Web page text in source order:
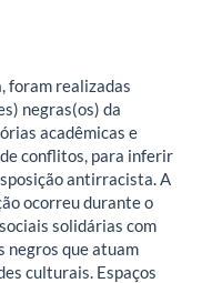
foram realizadas
negras(os) da
acadêmicas e
conflitos, para inferir
antirracista. A
ocorreu durante o
solidárias com
negros que atuam
culturais. Espaços